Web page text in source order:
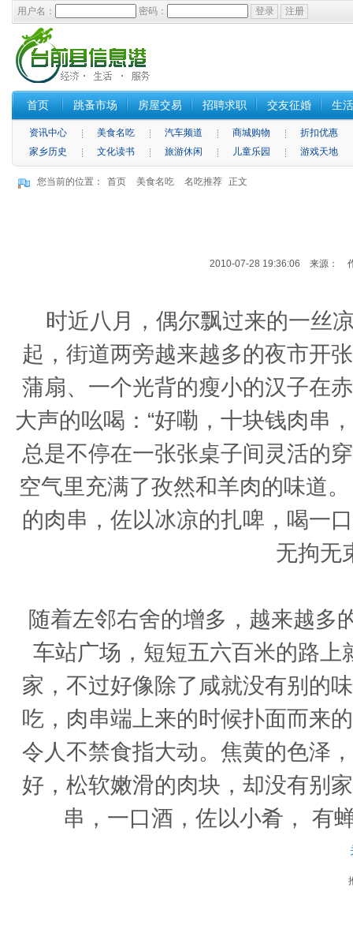
用户名： 密码：
首页 跳蚤市场 房屋交易 招聘求职 交友征婚 生
资讯中心 美食名吃 汽车频道 商城购物
折扣优惠
家乡历史
文化读书 旅游休闲 儿童乐园 游戏天地
您当前的位置： 首页 美食名吃 名吃推荐 正文
2010-07-28 19:36:06 来源：
时近八月，偶尔飘过来的一丝
起，街道两旁越来越多的夜市开
蒲扇、一个光背的瘦小的汉子在
大声的吆喝：“好嘞，十块钱肉串
总是不停在一张张桌子间灵活的
空气里充满了孜然和羊肉的味道
的肉串，佐以冰凉的扎啤，喝一
无拘无
随着左邻右舍的增多，越来越多
车站广场，短短五六百米的路
家，不过好像除了咸就没有别的
吃，肉串端上来的时候扑面而来
令人不禁食指大动。焦黄的色泽
好，松软嫩滑的肉块，却没有别
串，一口酒，佐以小肴， 有